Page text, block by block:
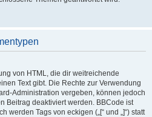
von HTML, die dir weitreichende
Text gibt. Die Rechte zur Verwendung
Administration vergeben, können jedoch
Beitrag deaktiviert werden. BBCode ist
werden Tags von eckigen („[“ und „]“) statt